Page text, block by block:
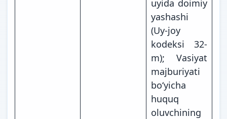
uyida doimiy
yashashi
(Uy-joy
kodeksi 32-
m); Vasiyat
majburiyati
boʻyicha
huquq
oluvchining